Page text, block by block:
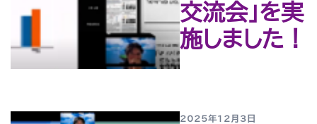
交流会」を実
施しました！
2025年12月3日